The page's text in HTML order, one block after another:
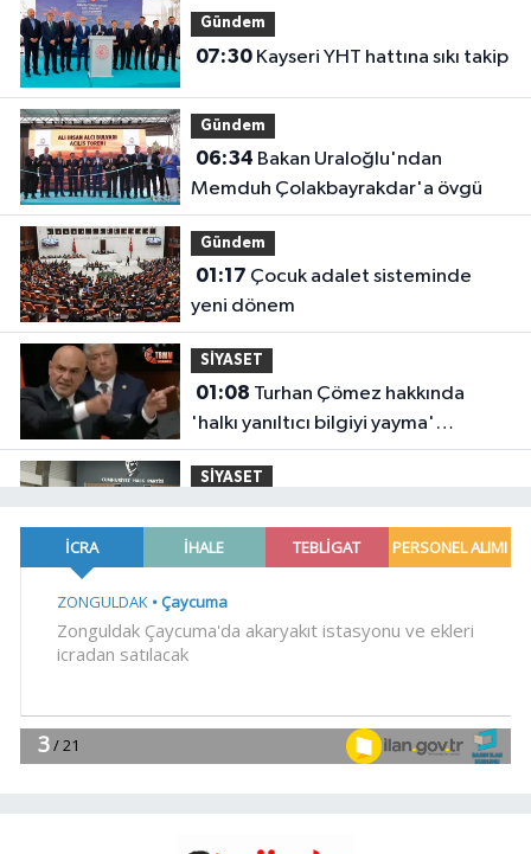
Gündem
07:30 Kayseri YHT hattına sıkı takip
Gündem
06:34
Memduh Çolakbayrakdar'a övgü
Gündem
01:17
yeni dönem
SİYASET
01:08
'halkı yanıltıcı bilgiyi yayma'
soruşturması
SİYASET
Kolları yönetimiyle buluştu
YAŞAM
23:54Arabesk müziğinin acı kaybı!
23:41Menderes Belediye Başkanı
İlkay Çiçek görevden uzaklaştırıldı